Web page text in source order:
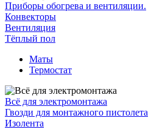
Приборы обогрева и вентиляции.
Конвекторы
Вентиляция
Тёплый пол
Маты
Термостат
Всё для электромонтажа
Гвозди для монтажного пистолета
Изолента